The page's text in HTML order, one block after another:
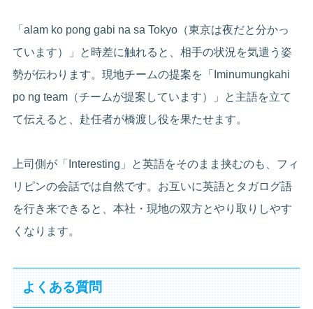
「alam ko pong gabi na sa Tokyo（東京は夜だと分かっ
ています）」と時差に触れると、相手の状況を気遣う姿
勢が伝わります。現地チームの提案を「Iminumungkahi
po ng team（チームが提案しています）」と主語を立て
て伝えると、赴任者が橋渡し役を果たせます。
上司側が「Interesting」と英語をそのまま挟むのも、フィ
リピンの会話では自然です。お互いに英語とタガログ語
を行き来できると、本社・現地の双方とやり取りしやす
くなります。
よくある質問